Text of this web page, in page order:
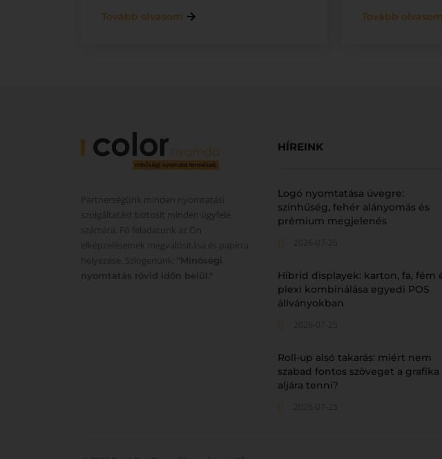
Tovább olvasom Tovább olvasom
Partnerségünk minden nyomtatási
szolgáltatást biztosít minden ügyfele
számára. Fő feladatunk az Ön
elképzeléseinek megvalósítása és papírra
helyezése. Szlogenünk:
"Minőségi
nyomtatás rövid időn belül."
HÍREINK
Logó nyomtatása üvegre:
színhűség, fehér alányomás és
prémium megjelenés
Hibrid displayek: karton, fa, fém
plexi kombinálása egyedi POS
állványokban
Roll-up alsó takarás: miért nem
szabad fontos szöveget a grafika
aljára tenni?